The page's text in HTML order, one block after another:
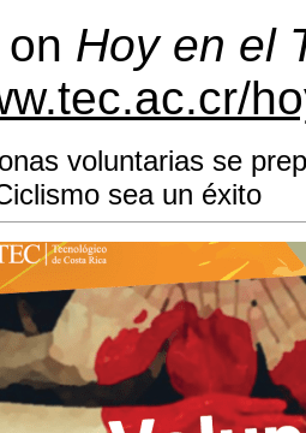
Hoy en el
voluntarias se
sea un éxito